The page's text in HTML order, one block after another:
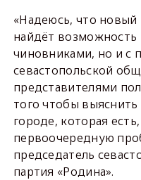
«Надеюсь, что
найдёт возможность
чиновниками, но и с
севастопольской
представителями
того чтобы
городе, которая
первоочередную
председатель
партия «Родина».